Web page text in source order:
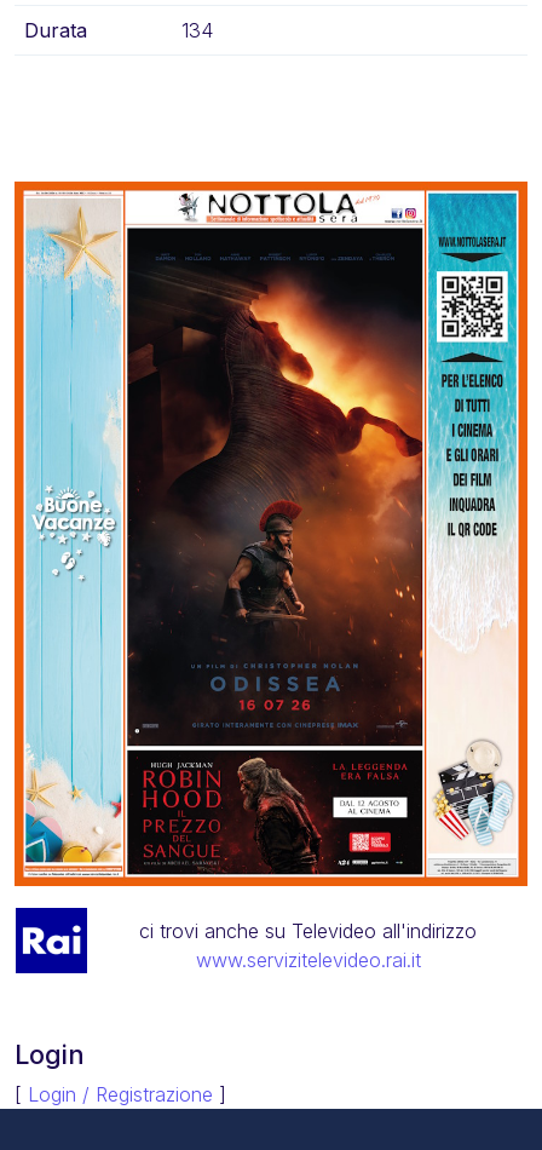
Durata 134
ci trovi anche su Televideo all'indirizzo
www.servizitelevideo.rai.it
Login
[ Login / Registrazione ]